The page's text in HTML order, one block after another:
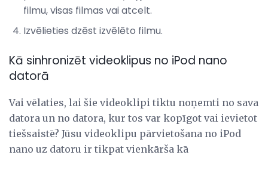
filmu, visas filmas vai atcelt.
Izvēlieties dzēst izvēlēto filmu.
Kā sinhronizēt videoklipus no iPod nano
datorā
Vai vēlaties, lai šie videoklipi tiktu noņemti no sava
datora un no datora, kur tos var kopīgot vai ievietot
tiešsaistē? Jūsu videoklipu pārvietošana no iPod
nano uz datoru ir tikpat vienkārša kā